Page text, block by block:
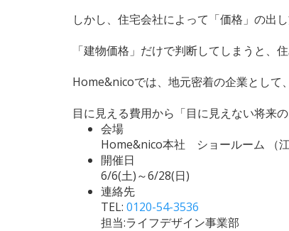
しかし、住宅会社によって「価格」の出し
「建物価格」だけで判断してしまうと、
Home&nicoでは、地元密着の企業として
目に見える費用から「目に見えない将来
会場
Home&nico本社 ショールーム （江
開催日
6/6(土)～6/28(日)
連絡先
TEL: 0120-54-3536
担当:ライフデザイン事業部